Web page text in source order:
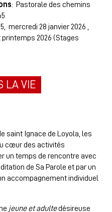
: Pastorale des chemins
mercredi 28 janvier 2026 ,
2026 (Stages
LA VIE
saint Ignace de Loyola, les
cœur des activités
un temps de rencontre avec
de Sa Parole et par un
accompagnement individuel
jeune et adultedésireuse